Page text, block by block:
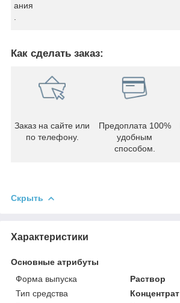
ания
Как сделать заказ:
Заказ на сайте или
по телефону.
Предоплата 100%
удобным
способом.
Скрыть
Характеристики
Основные атрибуты
Форма выпуска
Раствор
Тип средства
Концентрат